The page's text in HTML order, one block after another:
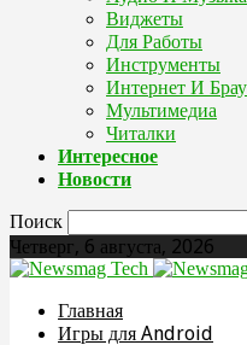
Виджеты
Для Работы
Инструменты
Интернет И
Мультимедиа
Читалки
Интересное
Новости
Поиск
Четверг, 6 августа, 2026
Главная
Игры для Android